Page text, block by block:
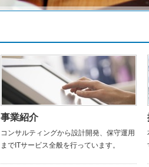
事業紹介
コンサルティングから設計開発、保守運用
までITサービス全般を行っています。